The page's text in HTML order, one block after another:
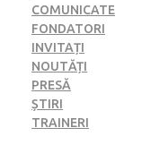
COMUNICATE
FONDATORI
INVITAȚI
NOUTĂȚI
PRESĂ
ȘTIRI
TRAINERI